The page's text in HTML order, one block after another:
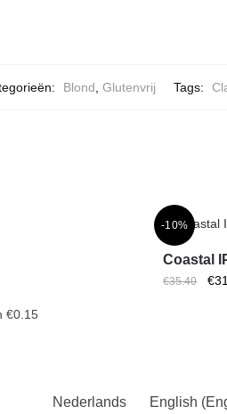
Blond, Glutenvrij Tags:
€0.15
-10%
Coastal
€35.40 €
Nederlands English (